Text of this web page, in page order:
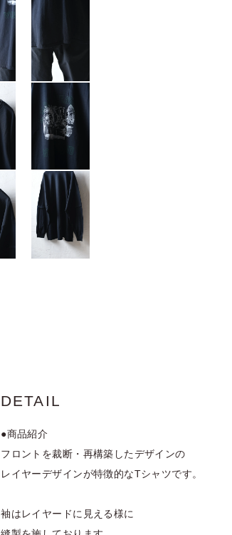
DETAIL
●商品紹介
フロントを裁断・再構築したデザインの
レイヤーデザインが特徴的なTシャツです。
袖はレイヤードに見える様に